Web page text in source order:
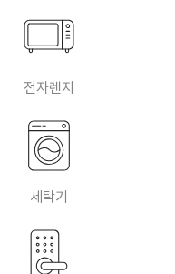
전자렌지
세탁기